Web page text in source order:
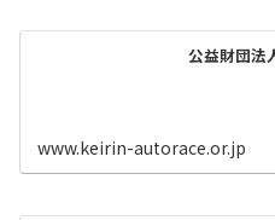
公益財団法
www.keirin-autorace.or.jp